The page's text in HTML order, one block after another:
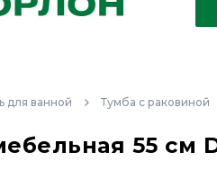
для ванной Тумба с раковиной
55 см